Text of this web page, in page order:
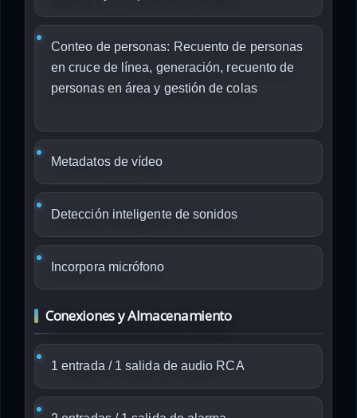
Conteo de personas: Recuento de personas
en cruce de línea, generación, recuento de
personas en área y gestión de colas
Metadatos de vídeo
Detección inteligente de sonidos
Incorpora micrófono
Conexiones y Almacenamiento
1 entrada / 1 salida de audio RCA